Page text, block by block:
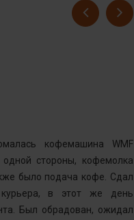
кофемашина WMF
стороны, кофемолка
было подача кофе. Сдал
курьера, в этот же день
Был обрадован, ожидал